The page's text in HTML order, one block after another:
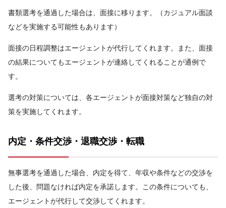
書類選考を通過した場合は、面接に移ります。（カジュアル面談
などを実施する可能性もあります）
面接の日程調整はエージェントが代行してくれます。また、面接
の結果についてもエージェントが連絡してくれることが通例で
す。
選考の対策については、各エージェントが面接対策など独自の対
策を実施してくれます。
内定・条件交渉・退職交渉・転職
無事選考を通過した場合、内定を得て、年収や条件などの交渉を
した後、問題なければ内定を承諾します。この条件についても、
エージェントが代行して交渉してくれます。